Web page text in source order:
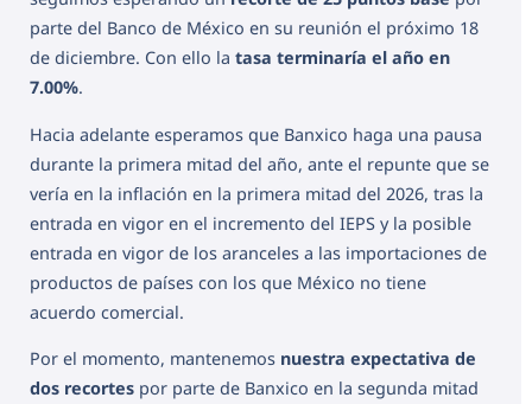
parte del Banco de México en su reunión el próximo 18
de diciembre. Con ello la tasa terminaría el año en
7.00%.
Hacia adelante esperamos que Banxico haga una pausa
durante la primera mitad del año, ante el repunte que se
vería en la inflación en la primera mitad del 2026, tras la
entrada en vigor en el incremento del IEPS y la posible
entrada en vigor de los aranceles a las importaciones de
productos de países con los que México no tiene
acuerdo comercial.
Por el momento, mantenemos nuestra expectativa de
dos recortes por parte de Banxico en la segunda mitad